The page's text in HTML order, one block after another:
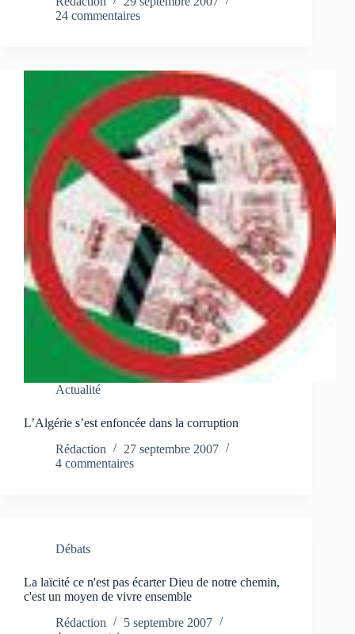
24 commentaires
Actualité
L’Algérie s’est enfoncée dans la corruption
Rédaction
27 septembre 2007
4 commentaires
Débats
La laïcité ce n'est pas écarter Dieu de notre chemin,
c'est un moyen de vivre ensemble
Rédaction
5 septembre 2007